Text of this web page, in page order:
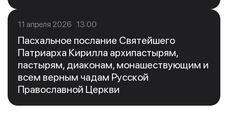
11 апреля 2026 13:00
Пасхальное послание Святейшего
Патриарха Кирилла архипастырям,
пастырям, диаконам, монашествующим и
всем верным чадам Русской
Православной Церкви